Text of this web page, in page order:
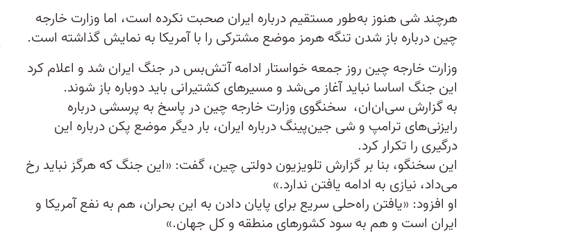
هرچند شی هنوز به‌طور مستقیم درباره ایران صحبت نکرده است، اما وزارت خارجه
چین درباره باز شدن تنگه هرمز موضع مشترکی را با آمریکا به نمایش گذاشته است.
وزارت خارجه چین روز جمعه خواستار ادامه آتش‌بس در جنگ ایران شد و اعلام کرد
این جنگ اساسا نباید آغاز می‌شد و مسیرهای کشتیرانی باید دوباره باز شوند.
به گزارش سی‌ان‌ان، سخنگوی وزارت خارجه چین در پاسخ به پرسشی درباره
رایزنی‌های ترامپ و شی جین‌پینگ درباره ایران، بار دیگر موضع پکن درباره این
درگیری را تکرار کرد.
این سخنگو، بنا بر گزارش تلویزیون دولتی چین، گفت: «این جنگ که هرگز نباید رخ
می‌داد، نیازی به ادامه یافتن ندارد.»
او افزود: «یافتن راه‌حلی سریع برای پایان دادن به این بحران، هم به نفع آمریکا و
ایران است و هم به سود کشورهای منطقه و کل جهان.»